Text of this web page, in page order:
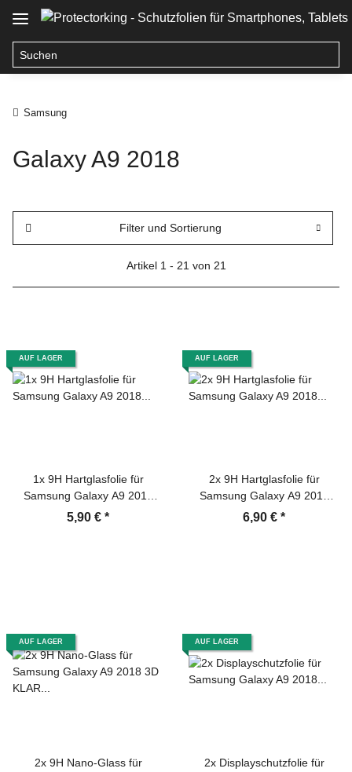
Samsung
Galaxy A9 2018
Filter und Sortierung
Artikel 1 - 21 von 21
AUF LAGER
1x 9H Hartglasfolie für
Samsung Galaxy A9 2018
Panzerfolie Displayschutzfolie
5,90 € *
AUF LAGER
2x 9H Hartglasfolie für
Samsung Galaxy A9 2018
Panzerfolie Displayschutzfolie
6,90 € *
AUF LAGER
2x 9H Nano-Glass für
AUF LAGER
2x Displayschutzfolie für